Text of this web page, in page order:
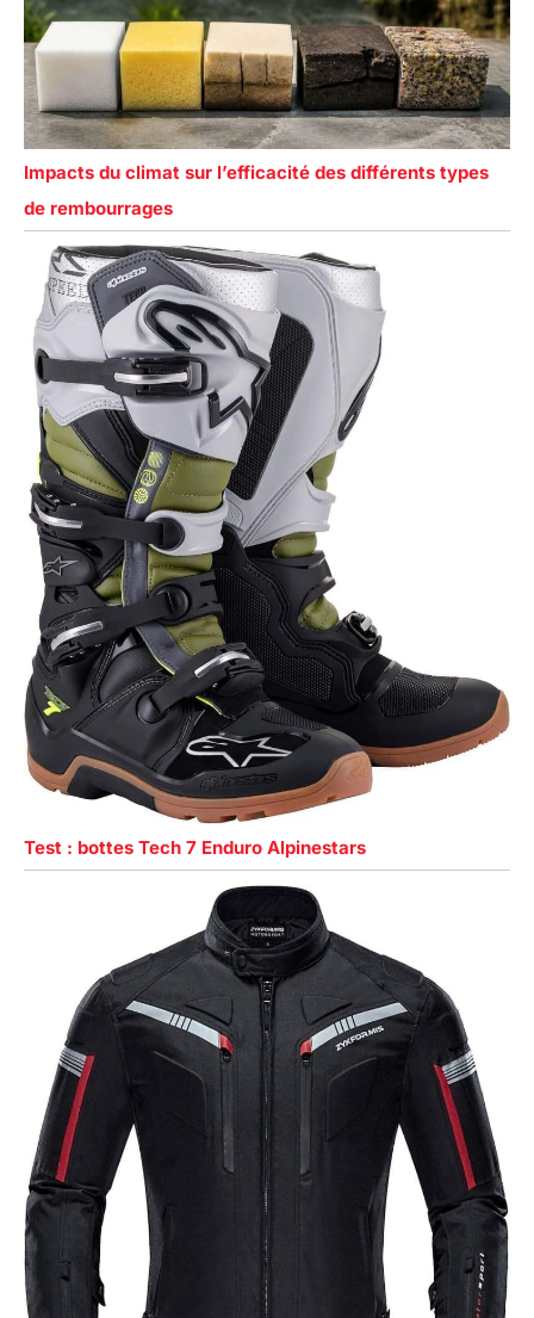
Impacts du climat sur l’efficacité des différents types
de rembourrages
Test : bottes Tech 7 Enduro Alpinestars